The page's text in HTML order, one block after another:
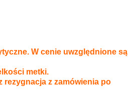
W cenie uwzględnione są
metki.
rezygnacja z zamówienia po